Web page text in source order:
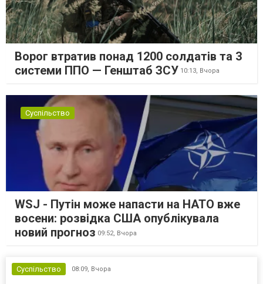
Ворог втратив понад 1200 солдатів та 3
системи ППО — Генштаб ЗСУ 10:13, Вчора
Суспільство
WSJ - Путін може напасти на НАТО вже
восени: розвідка США опублікувала
новий прогноз 09:52, Вчора
Суспільство 08:09, Вчора